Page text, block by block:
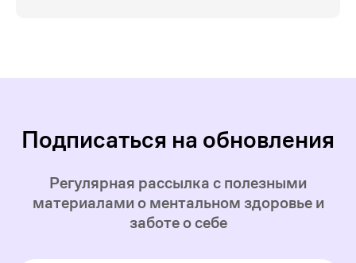
Подписаться на обновления
Регулярная рассылка с полезными
материалами о ментальном здоровье и
заботе о себе